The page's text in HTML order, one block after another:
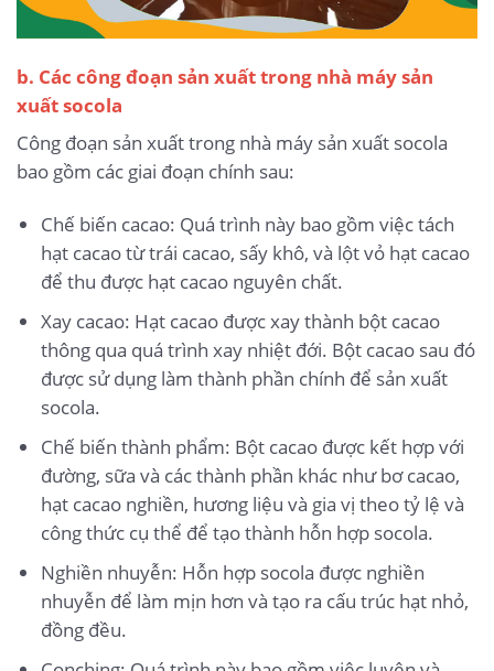
b. Các công đoạn sản xuất trong nhà máy sản
xuất socola
Công đoạn sản xuất trong nhà máy sản xuất socola
bao gồm các giai đoạn chính sau:
Chế biến cacao: Quá trình này bao gồm việc tách
hạt cacao từ trái cacao, sấy khô, và lột vỏ hạt cacao
để thu được hạt cacao nguyên chất.
Xay cacao: Hạt cacao được xay thành bột cacao
thông qua quá trình xay nhiệt đới. Bột cacao sau đó
được sử dụng làm thành phần chính để sản xuất
socola.
Chế biến thành phẩm: Bột cacao được kết hợp với
đường, sữa và các thành phần khác như bơ cacao,
hạt cacao nghiền, hương liệu và gia vị theo tỷ lệ và
công thức cụ thể để tạo thành hỗn hợp socola.
Nghiền nhuyễn: Hỗn hợp socola được nghiền
nhuyễn để làm mịn hơn và tạo ra cấu trúc hạt nhỏ,
đồng đều.